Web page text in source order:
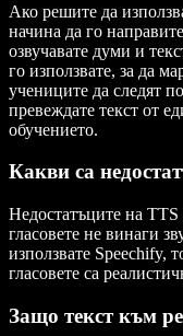
Ако решите да
начина да го
озвучавате думи и
го използвате, за да
учениците да следят
превеждате текст от
обучението.
Какви са
Недостатъците на
гласовете не винаги
използвате Speechify,
гласовете са
Защо текст към